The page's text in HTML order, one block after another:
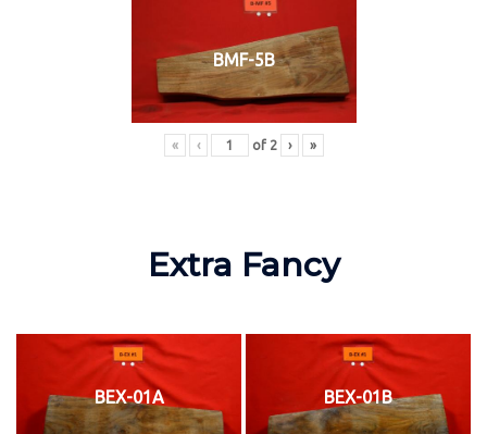
BMF-5B
« ‹ of 2 › »
Extra Fancy
BEX-01A BEX-01B